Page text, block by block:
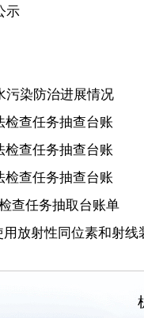
示
污染防治进展情况
检查任务抽查台账
检查任务抽查台账
检查任务抽查台账
查任务抽取台账单
放射性同位素和射